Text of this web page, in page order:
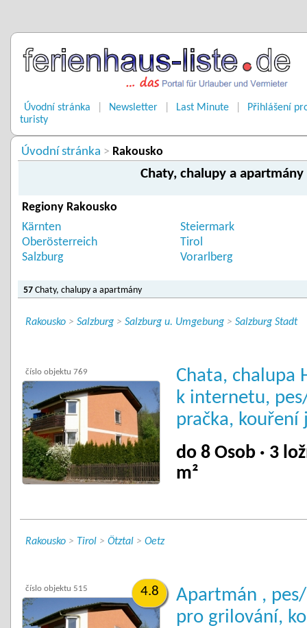
Úvodní stránka Newsletter Last Minute
Přihlášení
turisty
Úvodní stránka > Rakousko
Chaty, chalupy a apartmány
Regiony Rakousko
Kärnten
Oberösterreich
Salzburg
Steiermark
Tirol
Vorarlberg
57 Chaty, chalupy a apartmány
Rakousko > Salzburg > Salzburg u. Umgebung > Salzburg Stadt
číslo objektu 769
Chata, chalupa
k internetu,
pračka, kouření
do 8 Osob · 3
m²
Rakousko > Tirol > Ötztal > Oetz
4.8
číslo objektu 515
Apartmán ,
pro grilování,